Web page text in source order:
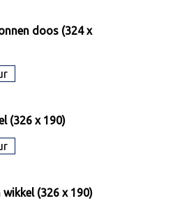
doos (324 x
(326 x 190)
(326 x 190)